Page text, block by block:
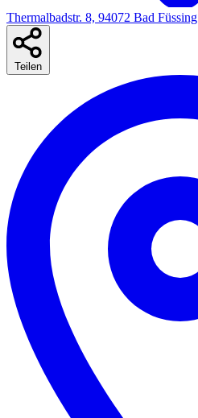
Thermalbadstr. 8, 94072 Bad Füssing
Teilen